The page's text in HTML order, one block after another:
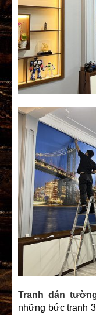
Tranh dán
những bức tranh